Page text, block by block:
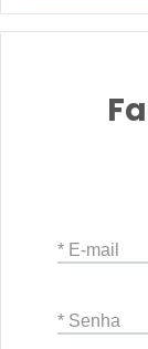
* E-mail
* Senha